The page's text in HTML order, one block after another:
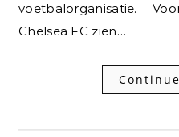
voetbalorganisatie.
Chelsea FC zien…